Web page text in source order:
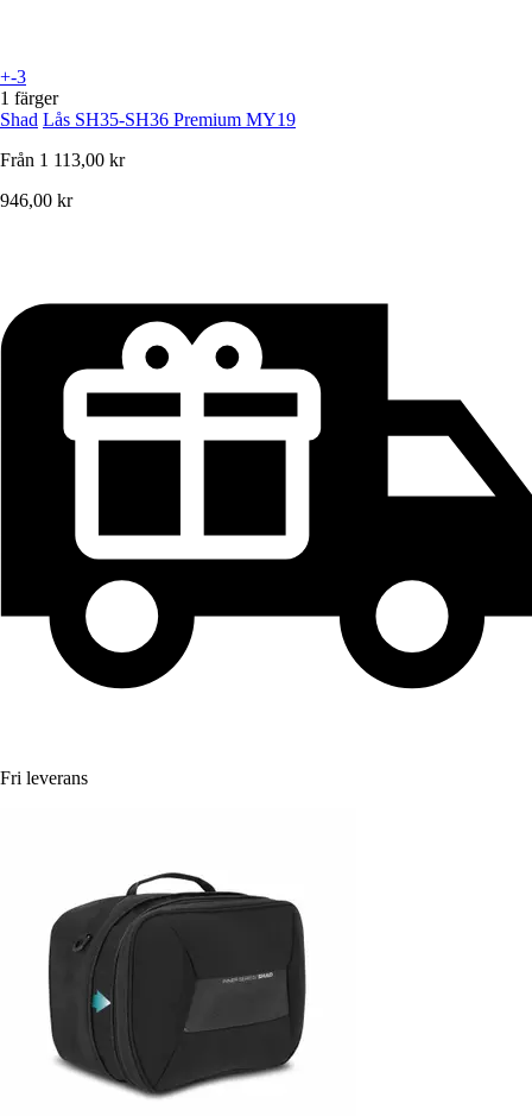
+-3
1 färger
Shad Lås SH35-SH36 Premium MY19
Från 1 113,00 kr
946,00 kr
Fri leverans